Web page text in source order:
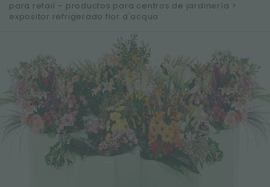
RESULTADOS DE LA BÚSQUEDA: Ordenar por:
MÁS RESULTADOS PARA USTED:
para retail – productos para centros de jardinería >
expositor refrigerado fior d'acqua